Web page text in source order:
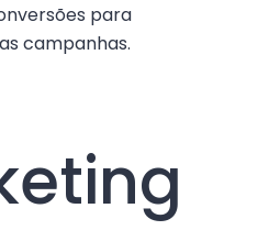
para
campanhas.